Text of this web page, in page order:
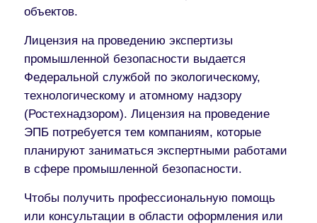
объектов.
Лицензия на проведению экспертизы
промышленной безопасности выдается
Федеральной службой по экологическому,
технологическому и атомному надзору
(Ростехнадзором). Лицензия на проведение
ЭПБ потребуется тем компаниям, которые
планируют заниматься экспертными работами
в сфере промышленной безопасности.
Чтобы получить профессиональную помощь
или консультации в области оформления или